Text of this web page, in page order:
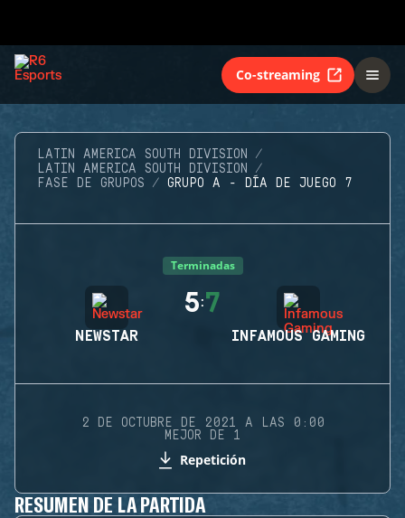
Co-streaming
LATIN AMERICA SOUTH DIVISION
LATIN AMERICA SOUTH DIVISION
FASE DE GRUPOS
GRUPO A - DÍA DE JUEGO 7
Terminadas
NEWSTAR
5:7
INFAMOUS GAMING
2 DE OCTUBRE DE 2021 A LAS 0:00
MEJOR DE 1
Repetición
RESUMEN DE LA PARTIDA